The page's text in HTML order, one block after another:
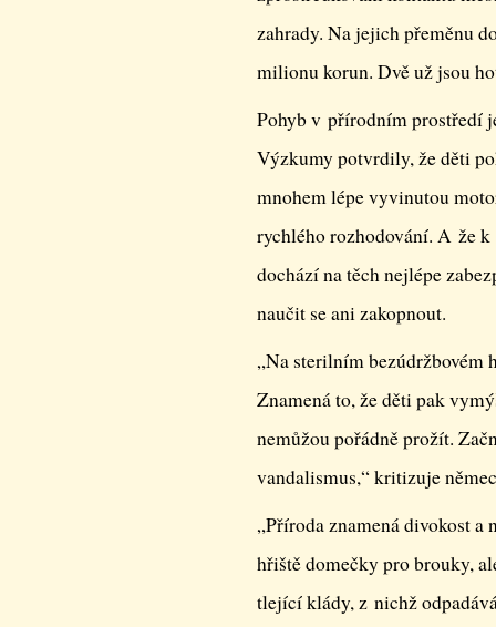
zahrady. Na jejich přeměnu
milionu korun. Dvě už jsou
Pohyb v přírodním prostředí
Výzkumy potvrdily, že děti
mnohem lépe vyvinutou
rychlého rozhodování. A že
dochází na těch nejlépe
naučit se ani zakopnout.
„Na sterilním
Znamená to, že děti pak
nemůžou pořádně prožít.
vandalismus,“ kritizuje
„Příroda znamená divokost a
hřiště domečky pro brouky,
tlející klády, z nichž